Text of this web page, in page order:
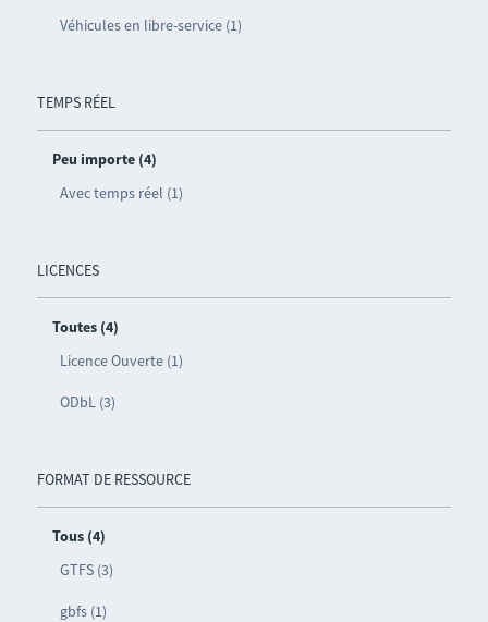
Véhicules en libre-service (1)
TEMPS RÉEL
Peu importe (4)
Avec temps réel (1)
LICENCES
Toutes (4)
Licence Ouverte (1)
ODbL (3)
FORMAT DE RESSOURCE
Tous (4)
GTFS (3)
gbfs (1)